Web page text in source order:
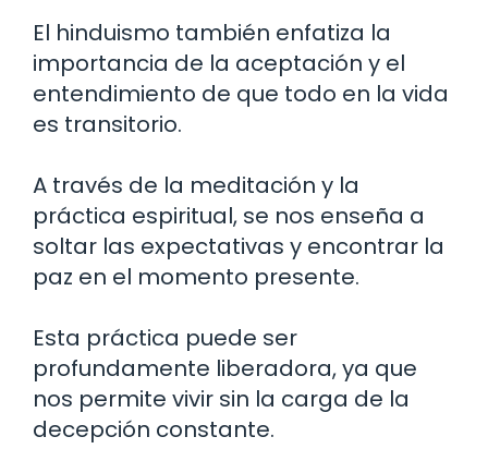
El hinduismo también enfatiza la
importancia de la aceptación y el
entendimiento de que todo en la vida
es transitorio.
A través de la meditación y la
práctica espiritual, se nos enseña a
soltar las expectativas y encontrar la
paz en el momento presente.
Esta práctica puede ser
profundamente liberadora, ya que
nos permite vivir sin la carga de la
decepción constante.